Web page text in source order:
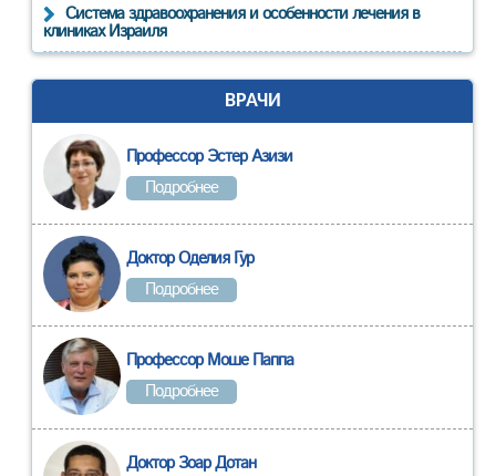
Система здравоохранения и особенности лечения в
клиниках Израиля
ВРАЧИ
Профессор Эстер Азизи
Подробнее
Доктор Оделия Гур
Подробнее
Профессор Моше Паппа
Подробнее
Доктор Зоар Дотан